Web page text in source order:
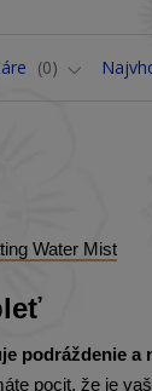
0
Water Mist
podráždenie a
pocit, že je